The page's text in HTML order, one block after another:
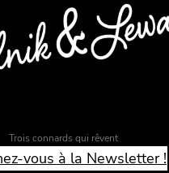
Trois connards qui rêvent
vous à la Newsletter !